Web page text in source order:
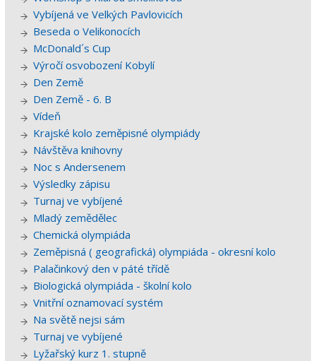
Vybíjená ve Velkých Pavlovicích
Beseda o Velikonocích
McDonald´s Cup
Výročí osvobození Kobylí
Den Země
Den Země - 6. B
Vídeň
Krajské kolo zeměpisné olympiády
Návštěva knihovny
Noc s Andersenem
Výsledky zápisu
Turnaj ve vybíjené
Mladý zemědělec
Chemická olympiáda
Zeměpisná ( geografická) olympiáda - okresní kolo
Palačinkový den v páté třídě
Biologická olympiáda - školní kolo
Vnitřní oznamovací systém
Na světě nejsi sám
Turnaj ve vybíjené
Lyžařský kurz 1. stupně